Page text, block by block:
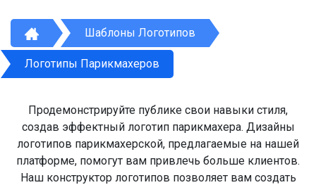
Шаблоны Логотипов
Логотипы Парикмахеров
Продемонстрируйте публике свои навыки стиля,
создав эффектный логотип парикмахера. Дизайны
логотипов парикмахерской, предлагаемые на нашей
платформе, помогут вам привлечь больше клиентов.
Наш конструктор логотипов позволяет вам создать